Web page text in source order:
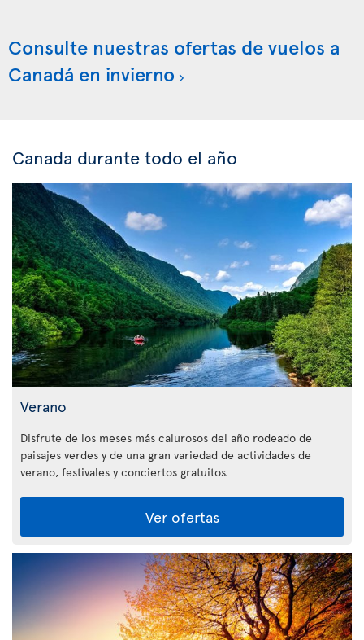
Consulte nuestras ofertas de vuelos a
Canadá en invierno
Canada durante todo el año
Verano
Disfrute de los meses más calurosos del año rodeado de
paisajes verdes y de una gran variedad de actividades de
verano, festivales y conciertos gratuitos.
Ver ofertas